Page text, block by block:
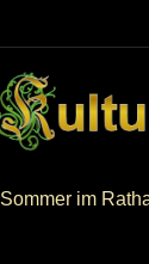
Sommer im